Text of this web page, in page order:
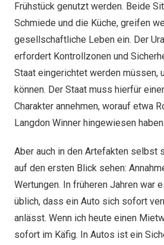
Frühstück genutzt werden. Beide
Schmiede und die Küche, greifen
gesellschaftliche Leben ein. Der
erfordert Kontrollzonen und
Staat eingerichtet werden müssen,
können. Der Staat muss hierfür
Charakter annehmen, worauf etwa
Langdon Winner hingewiesen haben.
Aber auch in den Artefakten selbst
auf den ersten Blick sehen:
Wertungen. In früheren Jahren war
üblich, dass ein Auto sich sofort
anlässt. Wenn ich heute einen
sofort im Käfig. In Autos ist ein